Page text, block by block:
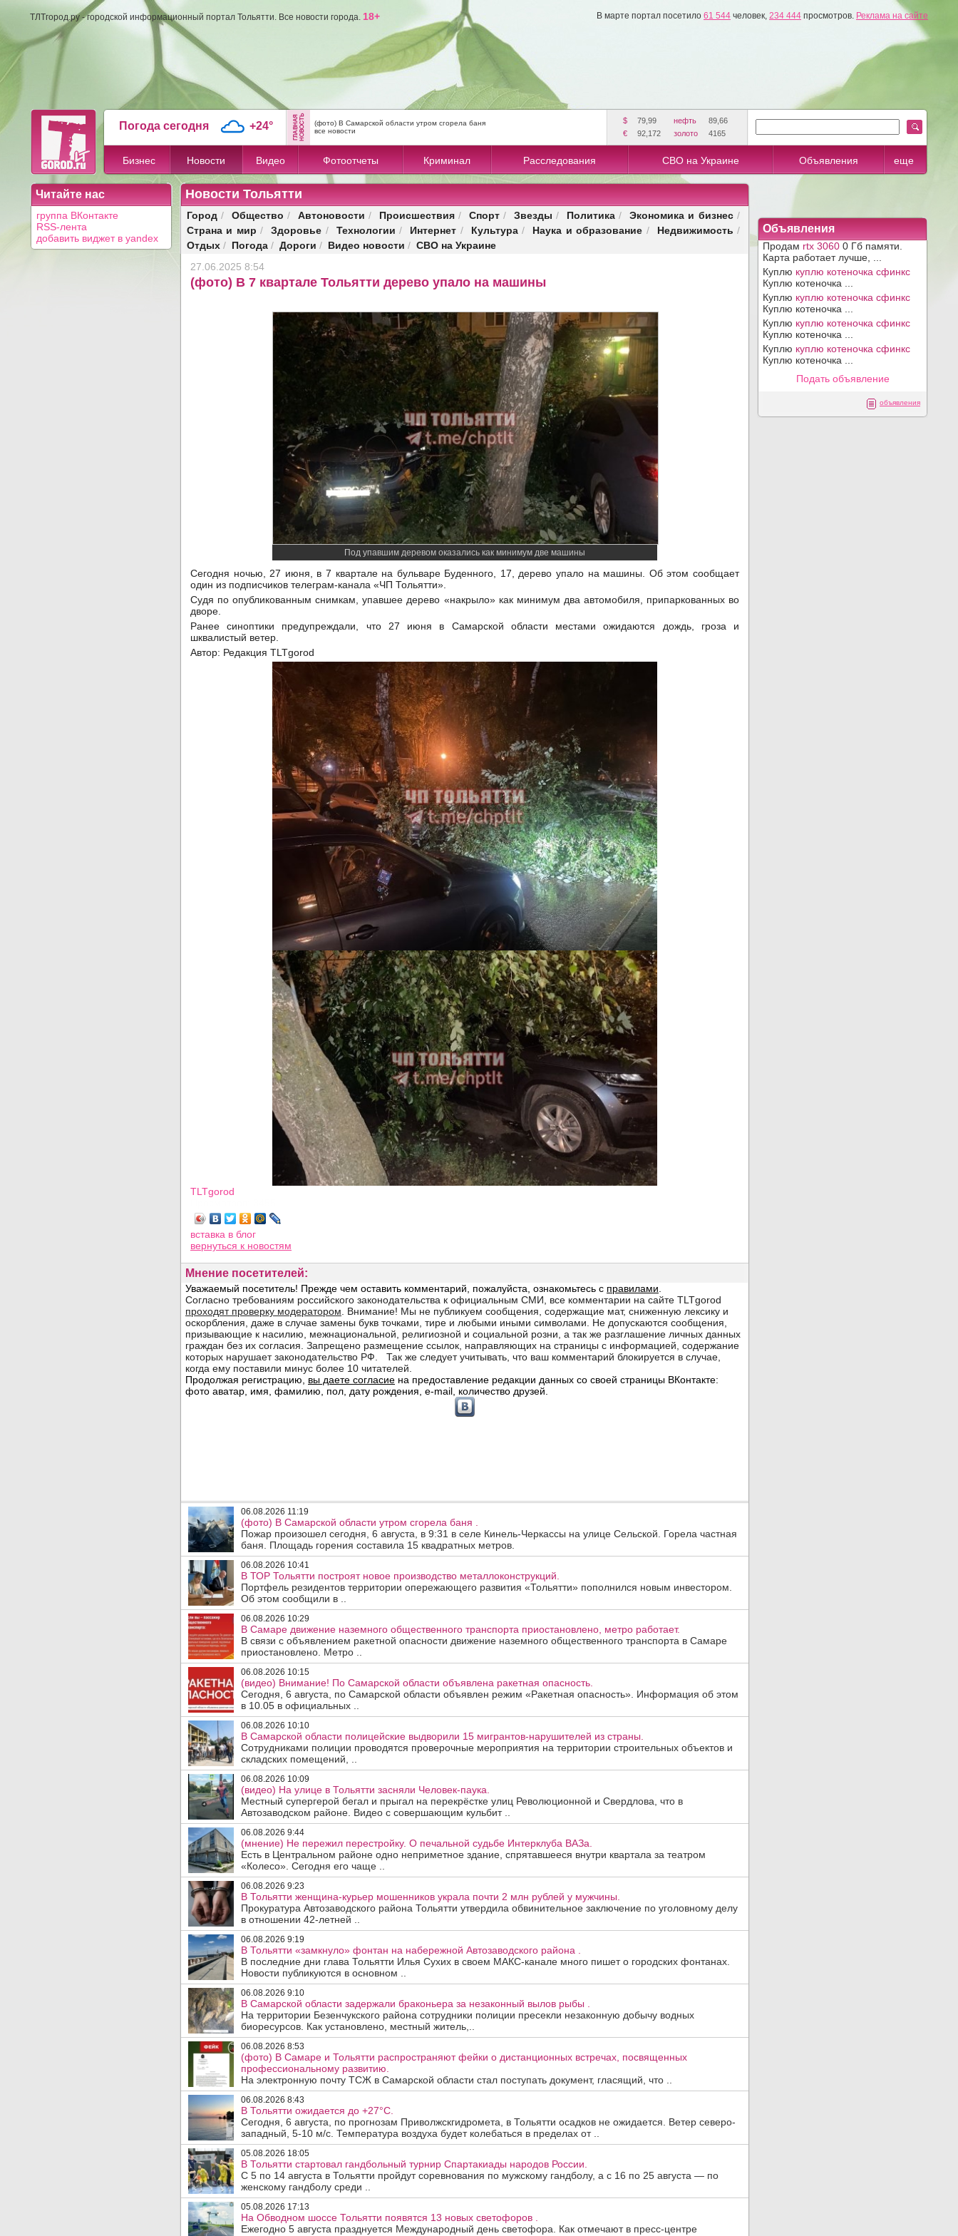
ТЛТгород.ру - городской информационный портал Тольятти. Все новости города. 18+ В марте портал посетило 61 544 человек, 234 444 просмотров. Реклама на сайте
Погода сегодня +24°
(фото) В Самарской области утром сгорела баня
все новости
$ 79,99 нефть
89,66
€
92,172 золото 4165
Бизнес Новости Видео Фотоотчеты Криминал Расследования СВО на Украине Объявления еще
Читайте нас
группа ВКонтакте
RSS-лента
добавить виджет в yandex
Новости Тольятти
Город / Общество / Автоновости / Происшествия / Спорт / Звезды / Политика / Экономика и бизнес/
Страна и мир / Здоровье / Технологии / Интернет / Культура/ Наука и образование / Недвижимость /
Отдых / Погода / Дороги / Видео новости / СВО на Украине
27.06.2025 8:54
(фото) В 7 квартале Тольятти дерево упало на машины
Под упавшим деревом оказались как минимум две машины
Сегодня ночью, 27 июня, в 7 квартале на бульваре Буденного, 17, дерево упало на машины. Об этом сообщает
один из подписчиков телеграм-канала «ЧП Тольятти».
Судя по опубликованным снимкам, упавшее дерево «накрыло» как минимум два автомобиля, припаркованных во
дворе.
Ранее синоптики предупреждали, что 27 июня в Самарской области местами ожидаются дождь, гроза и
шквалистый ветер.
Автор: Редакция TLTgorod
TLTgorod
вставка в блог
вернуться к новостям
Мнение посетителей:
06.08.2026 11:19
(фото) В Самарской области утром сгорела баня .
Пожар произошел сегодня, 6 августа, в 9:31 в селе Кинель-Черкассы на улице Сельской. Горела частная
баня. Площадь горения составила 15 квадратных метров.
06.08.2026 10:41
В ТОР Тольятти построят новое производство металлоконструкций.
Портфель резидентов территории опережающего развития «Тольятти» пополнился новым инвестором.
Об этом сообщили в ..
06.08.2026 10:29
В Самаре движение наземного общественного транспорта приостановлено, метро работает.
В связи с объявлением ракетной опасности движение наземного общественного транспорта в Самаре
приостановлено. Метро ..
06.08.2026 10:15
(видео) Внимание! По Самарской области объявлена ракетная опасность.
Сегодня, 6 августа, по Самарской области объявлен режим «Ракетная опасность». Информация об этом
в 10.05 в официальных ..
06.08.2026 10:10
В Самарской области полицейские выдворили 15 мигрантов-нарушителей из страны.
Сотрудниками полиции проводятся проверочные мероприятия на территории строительных объектов и
складских помещений, ..
06.08.2026 10:09
(видео) На улице в Тольятти засняли Человек-паука.
Местный супергерой бегал и прыгал на перекрёстке улиц Революционной и Свердлова, что в
Автозаводском районе. Видео с совершающим кульбит ..
06.08.2026 9:44
(мнение) Не пережил перестройку. О печальной судьбе Интерклуба ВАЗа.
Есть в Центральном районе одно неприметное здание, спрятавшееся внутри квартала за театром
«Колесо». Сегодня его чаще ..
06.08.2026 9:23
В Тольятти женщина-курьер мошенников украла почти 2 млн рублей у мужчины.
Прокуратура Автозаводского района Тольятти утвердила обвинительное заключение по уголовному делу
в отношении 42-летней ..
06.08.2026 9:19
В Тольятти «замкнуло» фонтан на набережной Автозаводского района .
В последние дни глава Тольятти Илья Сухих в своем МАКС-канале много пишет о городских фонтанах.
Новости публикуются в основном ..
06.08.2026 9:10
В Самарской области задержали браконьера за незаконный вылов рыбы .
На территории Безенчукского района сотрудники полиции пресекли незаконную добычу водных
биоресурсов. Как установлено, местный житель,..
06.08.2026 8:53
(фото) В Самаре и Тольятти распространяют фейки о дистанционных встречах, посвященных
профессиональному развитию.
На электронную почту ТСЖ в Самарской области стал поступать документ, гласящий, что ..
06.08.2026 8:43
В Тольятти ожидается до +27°C.
Сегодня, 6 августа, по прогнозам Приволжскгидромета, в Тольятти осадков не ожидается. Ветер северо-
западный, 5-10 м/с. Температура воздуха будет колебаться в пределах от ..
05.08.2026 18:05
В Тольятти стартовал гандбольный турнир Спартакиады народов России.
С 5 по 14 августа в Тольятти пройдут соревнования по мужскому гандболу, а с 16 по 25 августа — по
женскому гандболу среди ..
05.08.2026 17:13
На Обводном шоссе Тольятти появятся 13 новых светофоров .
Ежегодно 5 августа празднуется Международный день светофора. Как отмечают в пресс-центре
Объявления
Продам rtx 3060 0 Гб памяти.
Карта работает лучше, ...
Куплю куплю котеночка сфинкс
Куплю котеночка ...
Куплю куплю котеночка сфинкс
Куплю котеночка ...
Куплю куплю котеночка сфинкс
Куплю котеночка ...
Куплю куплю котеночка сфинкс
Куплю котеночка ...
Подать объявление
объявления